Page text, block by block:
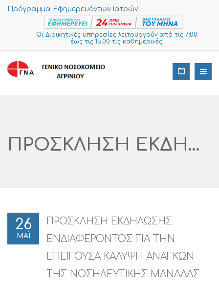
Πρόγραμμα Εφημερευόντων Ιατρών
Οι Διοικητικές υπηρεσίες λειτουργούν από τις 7:00
έως τις 15:00 τις καθημερινές.
ΠΡΟΣΚΛΗΣΗ ΕΚΔΗΛΩΣΗΣ ΕΝΔΙΑΦΕΡΟΝΤΟΣ ΓΙΑ ΤΗΝ ΕΠΕΙΓΟΥΣΑ ΚΑΛΥΨΗ ΑΝΑΓΚΩΝ ΤΗΣ ΝΟΣΗΛΕΥΤΙΚΗΣ ΜΑΝΑΔΑΣ ΑΓΡΙΝΙΟΥ ΣΕ ΔΙΑΦΟΡΑ ΑΝΑΓΚΑΙΑ ΥΛΙΚΑ ΓΙΑ ΤΗΝ ΚΛΙΝΙΚΗ COVID ΤΟΥ ΝΟΣΟΚΟΜΕΙΟΥ ΚΑΙ ΤΑ 7 ΕΜΒΟΛΙΑΣΤΙΚΑ ΚΕΝΤΡΑ
26
ΜΑΪ
ΠΡΟΣΚΛΗΣΗ ΕΚΔΗΛΩΣΗΣ
ΕΝΔΙΑΦΕΡΟΝΤΟΣ ΓΙΑ ΤΗΝ
ΕΠΕΙΓΟΥΣΑ ΚΑΛΥΨΗ ΑΝΑΓΚΩΝ
ΤΗΣ ΝΟΣΗΛΕΥΤΙΚΗΣ ΜΑΝΑΔΑΣ